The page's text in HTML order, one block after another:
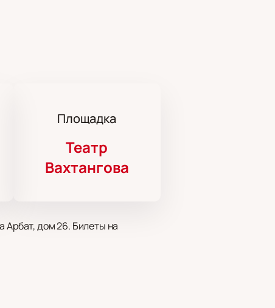
Площадка
Театр
Вахтангова
Арбат, дом 26. Билеты на
и стараются сохранить